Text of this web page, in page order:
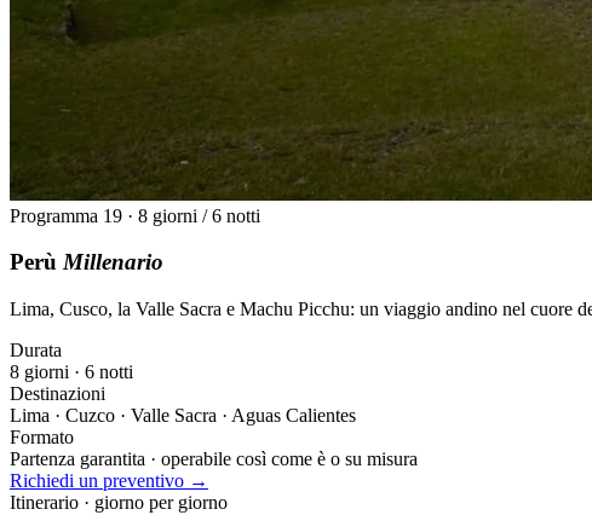
Programma 19 · 8 giorni / 6 notti
PerùMillenario
Lima, Cusco, la Valle Sacra e Machu Picchu: un viaggio andino nel cuore
Durata
8 giorni · 6 notti
Destinazioni
Lima · Cuzco · Valle Sacra · Aguas Calientes
Formato
Partenza garantita · operabile così come è o su misura
Richiedi un preventivo →
Itinerario · giorno per giorno